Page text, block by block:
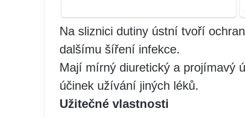
Na sliznici dutiny ústní tvoří
dalšímu šíření infekce.
Mají mírný diuretický a projímavý
účinek užívání jiných léků.
Užitečné vlastnosti